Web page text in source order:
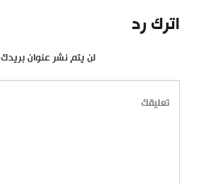
اترك رد
لن يتم نشر عنوان بريدك